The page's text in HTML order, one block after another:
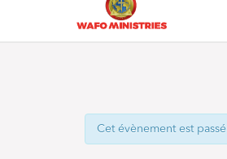
Cet évènement est passé